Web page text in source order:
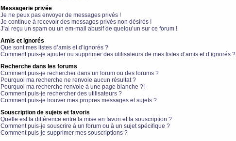
Messagerie privée
Je ne peux pas envoyer de messages privés !
Je continue à recevoir des messages privés non désirés !
J’ai reçu un spam ou un em-mail abusif de quelqu’un sur ce forum !
Amis et ignorés
Que sont mes listes d’amis et d’ignorés ?
Comment puis-je ajouter ou supprimer des utilisateurs de mes listes d’amis et d’ignorés ?
Recherche dans les forums
Comment puis-je rechercher dans un forum ou des forums ?
Pourquoi ma recherche ne renvoie aucun résultat ?
Pourquoi ma recherche renvoie à une page blanche ?!
Comment puis-je rechercher des utilisateurs ?
Comment puis-je trouver mes propres messages et sujets ?
Souscription de sujets et favoris
Quelle est la différence entre la mise en favori et la souscription ?
Comment puis-je souscrire à un forum ou à un sujet spécifique ?
Comment puis-je supprimer mes souscriptions ?